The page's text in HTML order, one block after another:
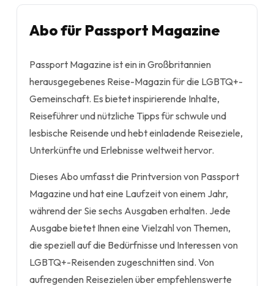
Abo für Passport Magazine
Passport Magazine ist ein in Großbritannien
herausgegebenes Reise-Magazin für die LGBTQ+-
Gemeinschaft. Es bietet inspirierende Inhalte,
Reiseführer und nützliche Tipps für schwule und
lesbische Reisende und hebt einladende Reiseziele,
Unterkünfte und Erlebnisse weltweit hervor.
Dieses Abo umfasst die Printversion von Passport
Magazine und hat eine Laufzeit von einem Jahr,
während der Sie sechs Ausgaben erhalten. Jede
Ausgabe bietet Ihnen eine Vielzahl von Themen,
die speziell auf die Bedürfnisse und Interessen von
LGBTQ+-Reisenden zugeschnitten sind. Von
aufregenden Reisezielen über empfehlenswerte